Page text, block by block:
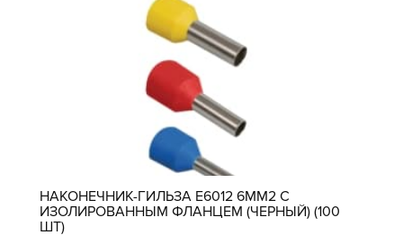
НАКОНЕЧНИК-ГИЛЬЗА Е6012 6ММ2 С
ИЗОЛИРОВАННЫМ ФЛАНЦЕМ (ЧЕРНЫЙ) (100
ШТ)